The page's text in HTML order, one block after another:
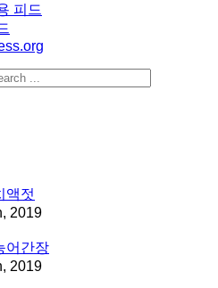
피드
액젓
2019
어간장
2019